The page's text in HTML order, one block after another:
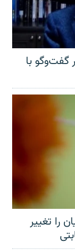
گفت‌وگو با
را تغییر